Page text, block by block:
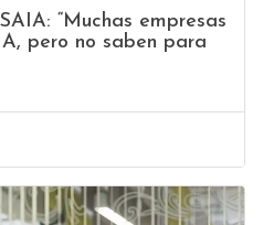
“Muchas empresas
pero no saben para